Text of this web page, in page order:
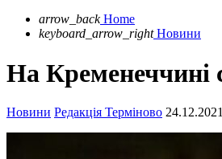
arrow_back Home
keyboard_arrow_right Новини
На Кременеччині
Новини Редакція Терміново 24.12.2021